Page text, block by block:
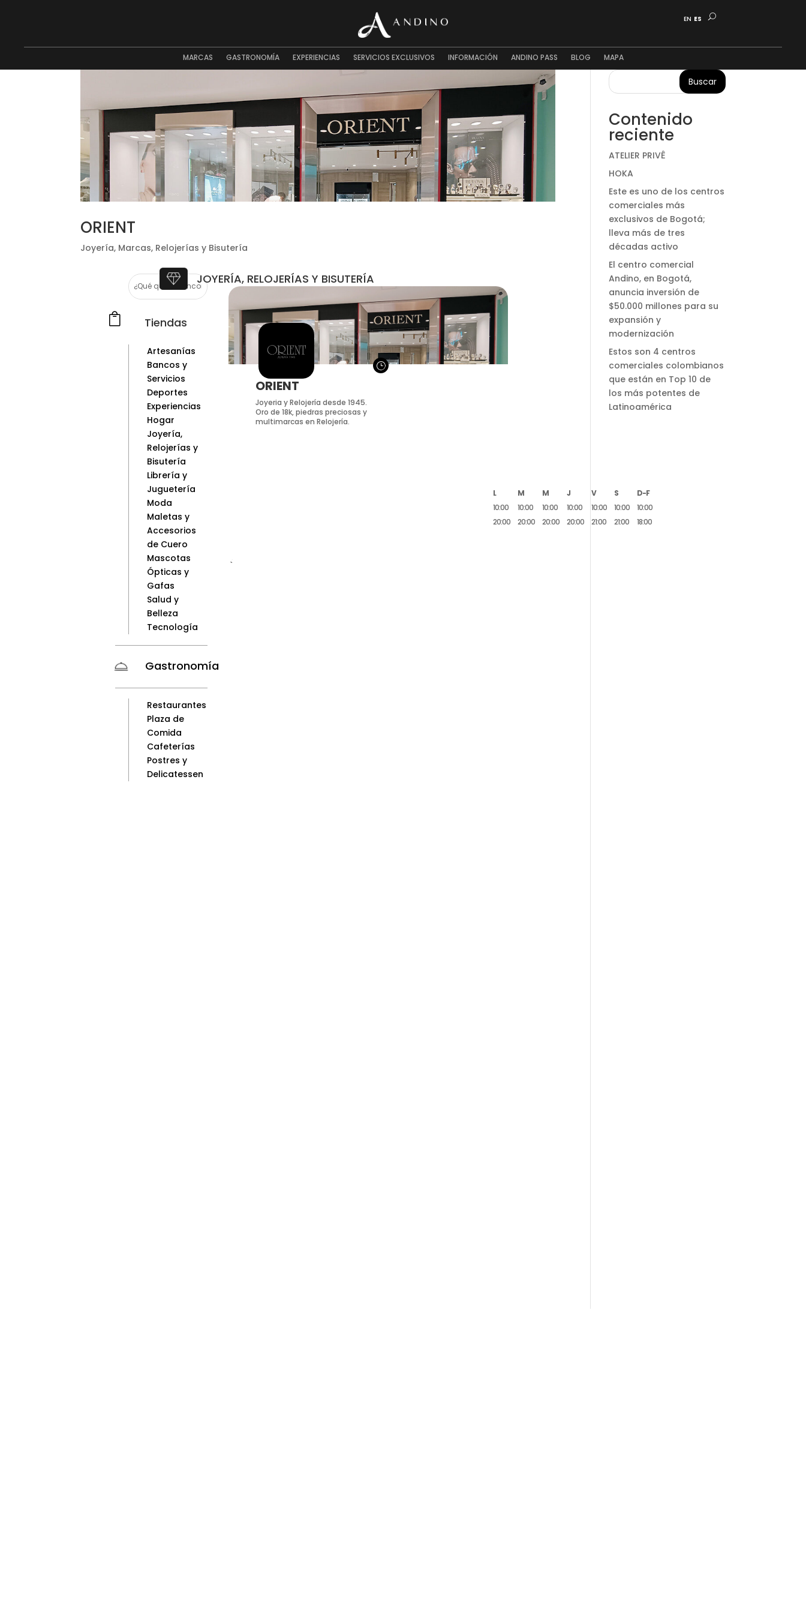
EN ES
MARCAS GASTRONOMÍA EXPERIENCIAS SERVICIOS EXCLUSIVOS INFORMACIÓN ANDINO PASS BLOG MAPA
ORIENT
Joyería, Marcas, Relojerías y Bisutería
 Tiendas
Artesanías
Bancos y
Servicios
Deportes
Experiencias
Hogar
Joyería,
Relojerías y
Bisutería
Librería y
Juguetería
Moda
Maletas y
Accesorios
de Cuero
Mascotas
Ópticas y
Gafas
Salud y
Belleza
Tecnología
Gastronomía
Restaurantes
Plaza de
Comida
Cafeterías
Postres y
Delicatessen
JOYERÍA, RELOJERÍAS Y BISUTERÍA
ORIENT
Joyeria y Relojería desde 1945.
Oro de 18k, piedras preciosas y
multimarcas en Relojería.
}
L M M J V S
D-F
10:00
20:00
10:00
20:00
10:00
20:00
10:00
20:00
10:00
21:00
10:00
21:00
10:00
18:00
<
Buscar
Contenido
reciente
ATELIER PRIVÊ
HOKA
Este es uno de los centros
comerciales más
exclusivos de Bogotá;
lleva más de tres
décadas activo
El centro comercial
Andino, en Bogotá,
anuncia inversión de
$50.000 millones para su
expansión y
modernización
Estos son 4 centros
comerciales colombianos
que están en Top 10 de
los más potentes de
Latinoamérica